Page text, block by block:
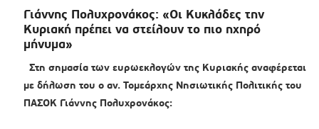
Γιάννης Πολυχρονάκος: «Οι Κυκλάδες την
Κυριακή πρέπει να στείλουν το πιο ηχηρό
μήνυμα»
Στη σημασία των ευρωεκλογών της Κυριακής αναφέρεται
με δήλωση του ο αν. Τομεάρχης Νησιωτικής Πολιτικής του
ΠΑΣΟΚ Γιάννης Πολυχρονάκος: